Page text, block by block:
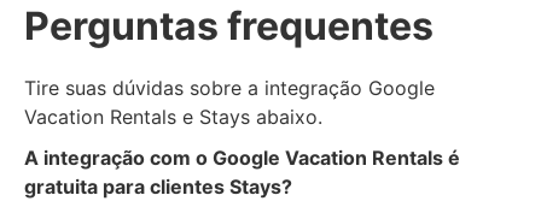
Perguntas frequentes
Tire suas dúvidas sobre a integração Google
Vacation Rentals e Stays abaixo.
A integração com o Google Vacation Rentals é
gratuita para clientes Stays?